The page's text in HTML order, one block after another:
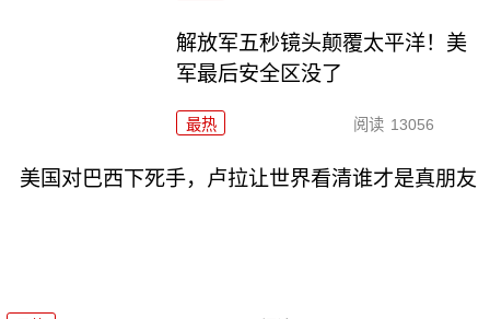
解放军五秒镜头颠覆太平洋！美
军最后安全区没了
最热 阅读 13056
美国对巴西下死手，卢拉让世界看清谁才是真朋友